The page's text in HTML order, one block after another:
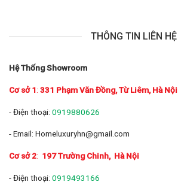
THÔNG TIN LIÊN HỆ
Hệ Thống Showroom
Cơ sở 1: 331 Phạm Văn Đồng, Từ Liêm, Hà Nội
- Điện thoại: 0919880626
- Email: Homeluxuryhn@gmail.com
Cơ sở 2: 197 Trường Chinh, Hà Nội
- Điện thoại: 0919493166